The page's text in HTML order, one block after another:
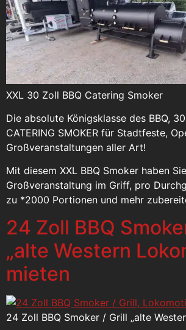
XXL 30 Zoll BBQ Catering Smoker
Die absolute Königsklasse des BBQ,
CATERING SMOKER für Stadtfeste,
Großveranstaltungen aller Art!
Mit diesem XXL BBQ Smoker haben
Großveranstaltung im Griff, pro
zu *2000 Portionen und mehr
24 Zoll BBQ
„alte Western
mieten
24 Zoll BBQ Smoker / Grill „alte